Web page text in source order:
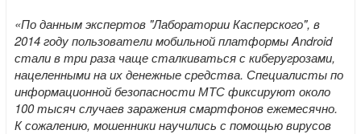
«По данным экспертов "Лаборатории Касперского", в
2014 году пользователи мобильной платформы Android
стали в три раза чаще сталкиваться с киберугрозами,
нацеленными на их денежные средства. Специалисты по
информационной безопасности МТС фиксируют около
100 тысяч случаев заражения смартфонов ежемесячно.
К сожалению, мошенники научились с помощью вирусов